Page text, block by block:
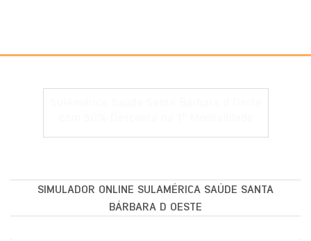
SIMULADOR ONLINE SULAMÉRICA SAÚDE SANTA
BÁRBARA D OESTE